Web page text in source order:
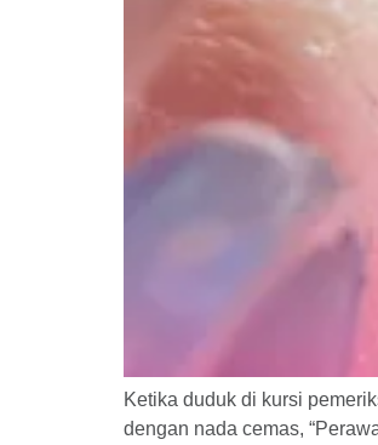
Ketika duduk di kursi
dengan nada cemas,